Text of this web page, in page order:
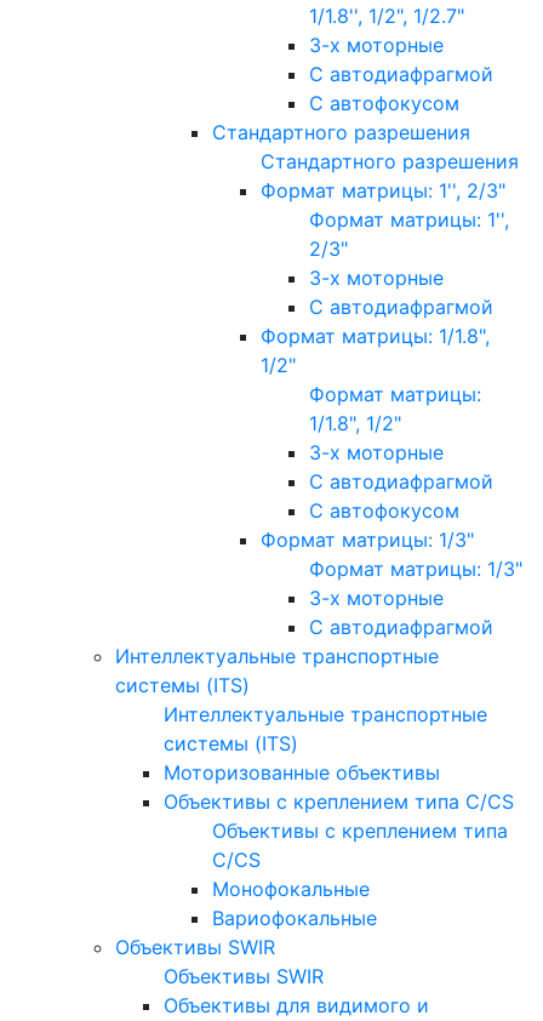
1/1.8'', 1/2", 1/2.7"
3-х моторные
С автодиафрагмой
С автофокусом
Стандартного разрешения
Стандартного разрешения
Формат матрицы: 1'', 2/3"
Формат матрицы: 1'',
2/3"
3-х моторные
С автодиафрагмой
Формат матрицы: 1/1.8",
1/2"
Формат матрицы:
1/1.8", 1/2"
3-х моторные
С автодиафрагмой
С автофокусом
Формат матрицы: 1/3"
Формат матрицы: 1/3"
3-х моторные
С автодиафрагмой
Интеллектуальные транспортные
системы (ITS)
Интеллектуальные транспортные
системы (ITS)
Моторизованные объективы
Объективы с креплением типа C/CS
Объективы с креплением типа
C/CS
Монофокальные
Вариофокальные
Объективы SWIR
Объективы SWIR
Объективы для видимого и